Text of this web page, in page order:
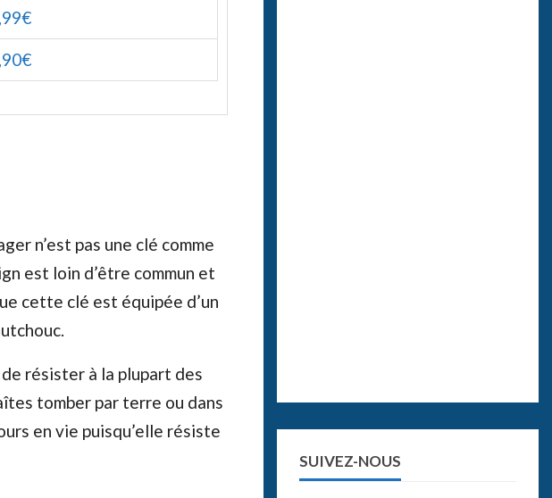
n’est pas une clé comme
est loin d’être commun et
cette clé est équipée d’un
résister à la plupart des
tomber par terre ou dans
en vie puisqu’elle résiste
SUIVEZ-NOUS